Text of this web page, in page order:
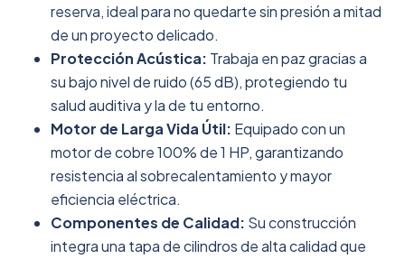
reserva, ideal para no quedarte sin presión a mitad
de un proyecto delicado.
Protección Acústica: Trabaja en paz gracias a
su bajo nivel de ruido (65 dB), protegiendo tu
salud auditiva y la de tu entorno.
Motor de Larga Vida Útil: Equipado con un
motor de cobre 100% de 1 HP, garantizando
resistencia al sobrecalentamiento y mayor
eficiencia eléctrica.
Componentes de Calidad: Su construcción
integra una tapa de cilindros de alta calidad que